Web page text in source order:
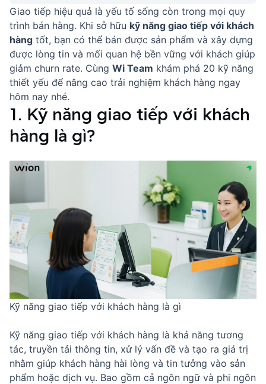
Giao tiếp hiệu quả là yếu tố sống còn trong mọi quy
trình bán hàng. Khi sở hữu kỹ năng giao tiếp với khách
hàng tốt, bạn có thể bán được sản phẩm và xây dựng
được lòng tin và mối quan hệ bền vững với khách giúp
giảm churn rate. Cùng Wi Team khám phá 20 kỹ năng
thiết yếu để nâng cao trải nghiệm khách hàng ngay
hôm nay nhé.
1. Kỹ năng giao tiếp với khách
hàng là gì?
Kỹ năng giao tiếp với khách hàng là gì
Kỹ năng giao tiếp với khách hàng là khả năng tương
tác, truyền tải thông tin, xử lý vấn đề và tạo ra giá trị
nhằm giúp khách hàng hài lòng và tin tưởng vào sản
phẩm hoặc dịch vụ. Bao gồm cả ngôn ngữ và phi ngôn